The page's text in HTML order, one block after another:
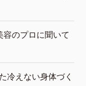
のプロに聞いて
冷えない身体づく